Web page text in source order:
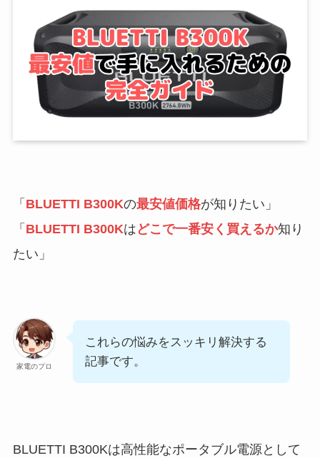
「 BLUETTI B300Kの最安値価格が知りたい」
「 BLUETTI B300Kは どこで一番安く買えるか知り
たい」
家電のプロ
これらの悩みをスッキリ解決する
記事です。
BLUETTI B300Kは高性能なポータブル電源として